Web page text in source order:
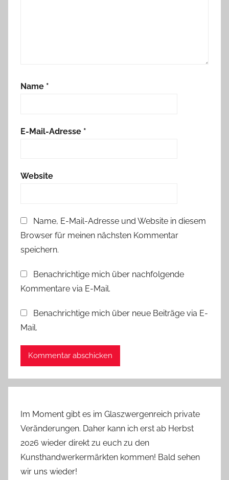
t
e
a
,
W
o
k
s
o
p
G
l
e
r
g
Name *
E-Mail-Adresse *
Website
Name, E-Mail-Adresse und Website in diesem
Browser für meinen nächsten Kommentar
speichern.
Benachrichtige mich über nachfolgende
Kommentare via E-Mail.
Benachrichtige mich über neue Beiträge via E-
Mail.
Im Moment gibt es im Glaszwergenreich private
Veränderungen. Daher kann ich erst ab Herbst
2026 wieder direkt zu euch zu den
Kunsthandwerkermärkten kommen! Bald sehen
wir uns wieder!